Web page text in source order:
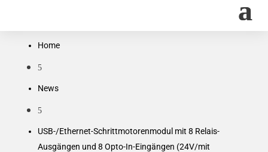
Home
5
News
5
USB-/Ethernet-Schrittmotorenmodul mit 8 Relais-
Ausgängen und 8 Opto-In-Eingängen (24V/mit